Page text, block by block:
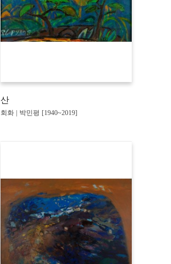
산
회화 | 박민평 [1940~2019]